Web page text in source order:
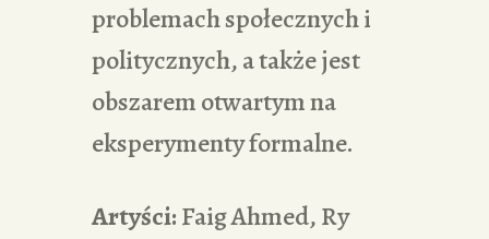
problemach społecznych i
politycznych, a także jest
obszarem otwartym na
eksperymenty formalne.
Artyści:Faig Ahmed, Ry